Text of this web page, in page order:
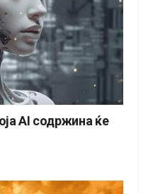
AI содржина ќе